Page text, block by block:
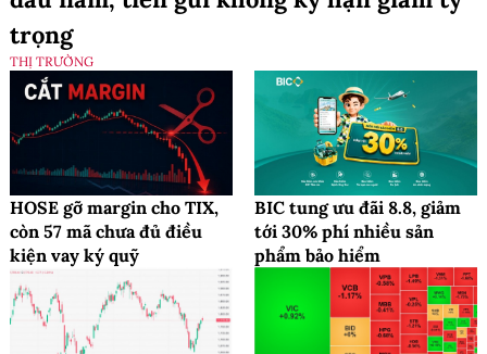
trọng
THỊ TRƯỜNG
HOSE gỡ margin cho TIX,
còn 57 mã chưa đủ điều
kiện vay ký quỹ
BIC tung ưu đãi 8.8, giảm
tới 30% phí nhiều sản
phẩm bảo hiểm